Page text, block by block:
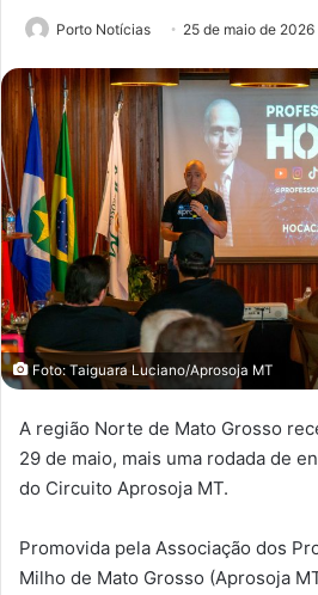
Porto Notícias 25 de maio de 2026
Foto: Taiguara Luciano/Aprosoja MT
A região Norte de Mato Grosso
29 de maio, mais uma rodada de
do Circuito Aprosoja MT.
Promovida pela Associação dos
Milho de Mato Grosso (Aprosoja